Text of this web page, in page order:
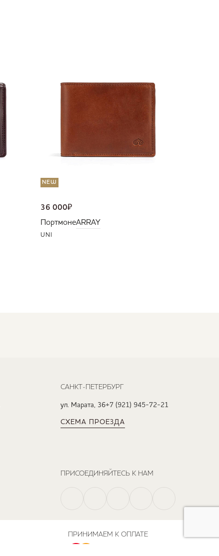
NEW
36 000₽
ПортмонеARRAY
UNI
САНКТ-ПЕТЕРБУРГ
ул. Марата, 36+7 (921) 945-72-21
СХЕМА ПРОЕЗДА
ПРИСОЕДИНЯЙТЕСЬ К НАМ
ПРИНИМАЕМ К ОПЛАТЕ